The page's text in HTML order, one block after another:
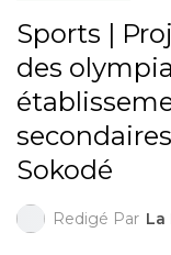
Sports |
des
Sokodé
Redigé Par La